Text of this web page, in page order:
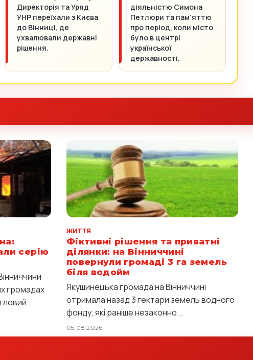
Директорія та Уряд
УНР переїхали з Києва
до Вінниці, де
ухвалювали державні
рішення.
діяльністю Симона
Петлюри та пам’яттю
про період, коли місто
було в центрі
української
державності.
серію
громадах
ЖИТТЯ
Фіктивні рішення та приватні
ділянки: на Вінниччині
повернули громаді 3 га земель
біля водойм
Якушинецька громада на Вінниччині
отримала назад 3 гектари земель водного
фонду, які раніше незаконно...
05.08.2026